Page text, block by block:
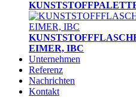
EIMER, IBC
Unternehmen
Referenz
Nachrichten
Kontakt